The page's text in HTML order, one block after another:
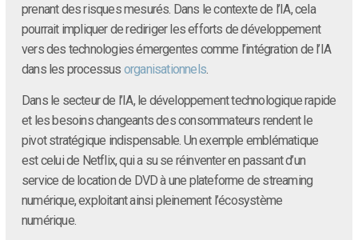
prenant des risques mesurés. Dans le contexte de l’IA, cela
pourrait impliquer de rediriger les efforts de développement
vers des technologies émergentes comme l’intégration de l’IA
dans les processus organisationnels
Dans le secteur de l’IA, le développement technologique rapide
et les besoins changeants des consommateurs rendent le
pivot stratégique indispensable. Un exemple emblématique
est celui de Netflix, qui a su se réinventer en passant d’un
service de location de DVD à une plateforme de streaming
numérique, exploitant ainsi pleinement l’écosystème
numérique.